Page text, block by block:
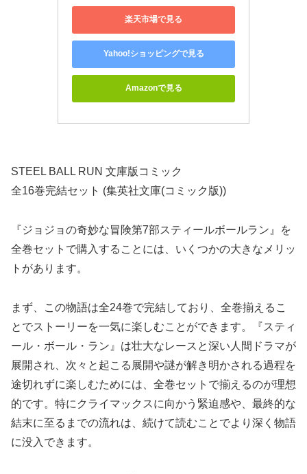
楽天市場で見る
Yahoo!ショッピングで見る
Amazonで見る
STEEL BALL RUN 文庫版コミック
全16巻完結セット (集英社文庫(コミック版))
『ジョジョの奇妙な冒険第7部スティールボールラン』を
全巻セットで購入することには、いくつかの大きなメリッ
トがあります。
まず、この物語は全24巻で完結しており、全巻揃えるこ
とでストーリーを一気に楽しむことができます。『スティ
ール・ボール・ラン』は壮大なレースと深い人間ドラマが
展開され、次々と起こる展開や謎が解き明かされる過程を
途切れずに楽しむためには、全巻セットで揃えるのが理想
的です。特にクライマックスに向かう緊迫感や、最終的な
結末に至るまでの流れは、続けて読むことでより深く物語
に没入できます。